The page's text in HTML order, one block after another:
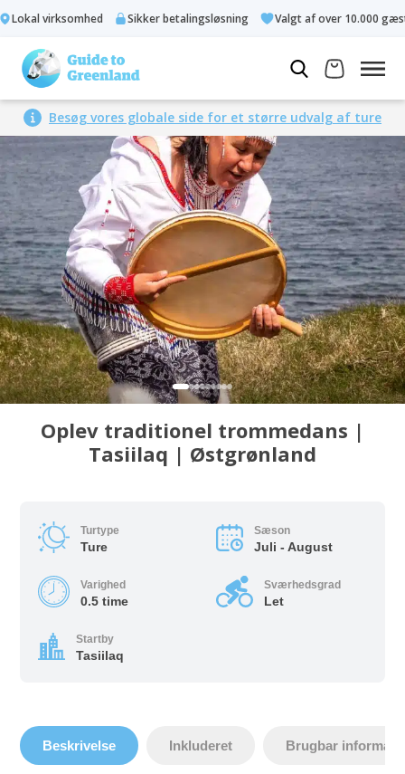
virksomhed Sikker betalingsløsning Valgt af over 10.000 gæster
Besøg vores globale side for et større udvalg af ture
Oplev traditionel trommedans |
Tasiilaq | Østgrønland
Turtype
Ture
Sæson
Juli - August
Varighed
0.5 time
Sværhedsgrad
Let
Startby
Tasiilaq
Beskrivelse Inkluderet Brugbar